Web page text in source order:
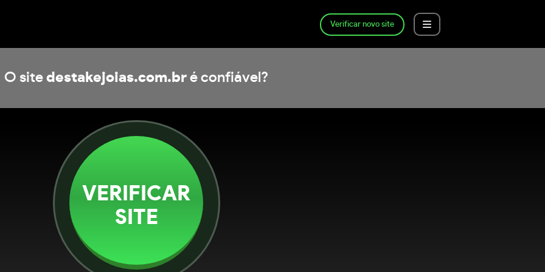
Verificar novo site
O site destakejoias.com.br é confiável?
VERIFICAR
SITE